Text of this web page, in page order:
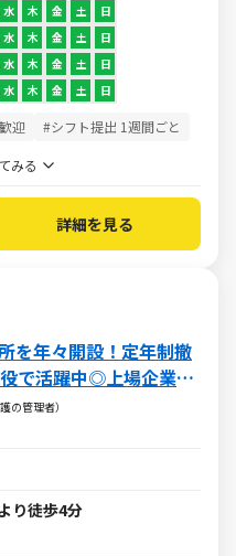
水 木 金 土 日
水 木 金 土 日
水 木 金 土 日
水 木 金 土 日
迎 #シフト提出 1週間ごと
みる
詳細を見る
を年々開設！定年制撤
で活躍中◎上場企業の
所運営
の管理者）
り徒歩4分